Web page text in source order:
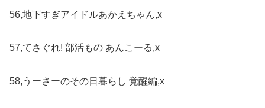
56,地下すぎアイドルあかえちゃん,x
57,てさぐれ! 部活もの あんこーる,x
58,うーさーのその日暮らし 覚醒編,x